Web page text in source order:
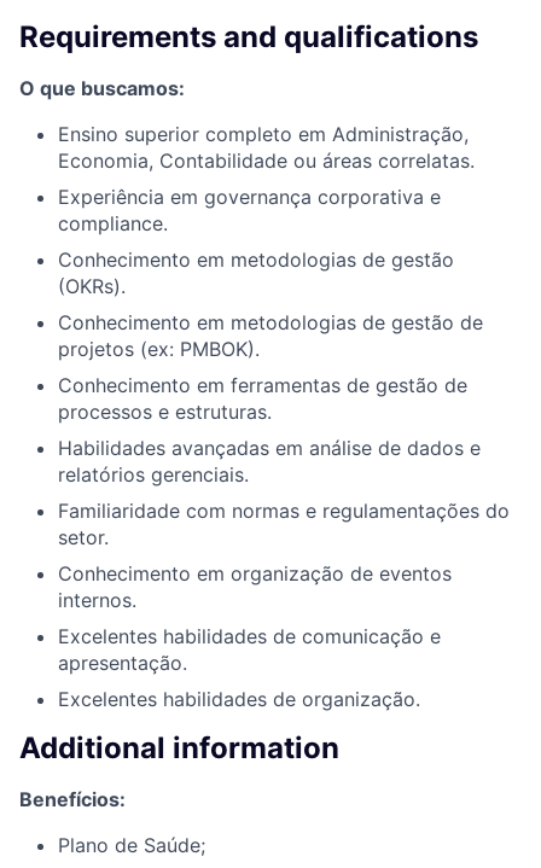
Requirements and qualifications
O que buscamos:
Ensino superior completo em Administração,
Economia, Contabilidade ou áreas correlatas.
Experiência em governança corporativa e
compliance.
Conhecimento em metodologias de gestão
(OKRs).
Conhecimento em metodologias de gestão de
projetos (ex: PMBOK).
Conhecimento em ferramentas de gestão de
processos e estruturas.
Habilidades avançadas em análise de dados e
relatórios gerenciais.
Familiaridade com normas e regulamentações do
setor.
Conhecimento em organização de eventos
internos.
Excelentes habilidades de comunicação e
apresentação.
Excelentes habilidades de organização.
Additional information
Benefícios:
Plano de Saúde;